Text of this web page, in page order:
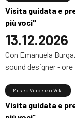
Visita guidata e
più voci"
13.12.2026
Con Emanuela
sound designer - ore
Visita guidata e
Museo Vincenzo Vela